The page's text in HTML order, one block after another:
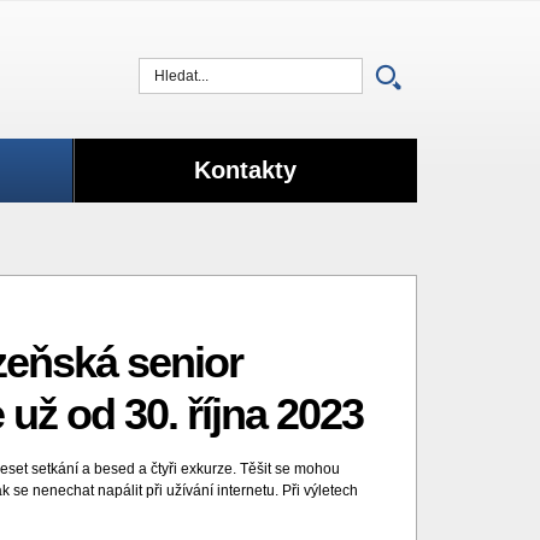
senior
od 30. října 2023
setkání a besed a čtyři exkurze.Těšit se mohou
se nenechat napálit při užívání internetu. Při výletech
Kontakty